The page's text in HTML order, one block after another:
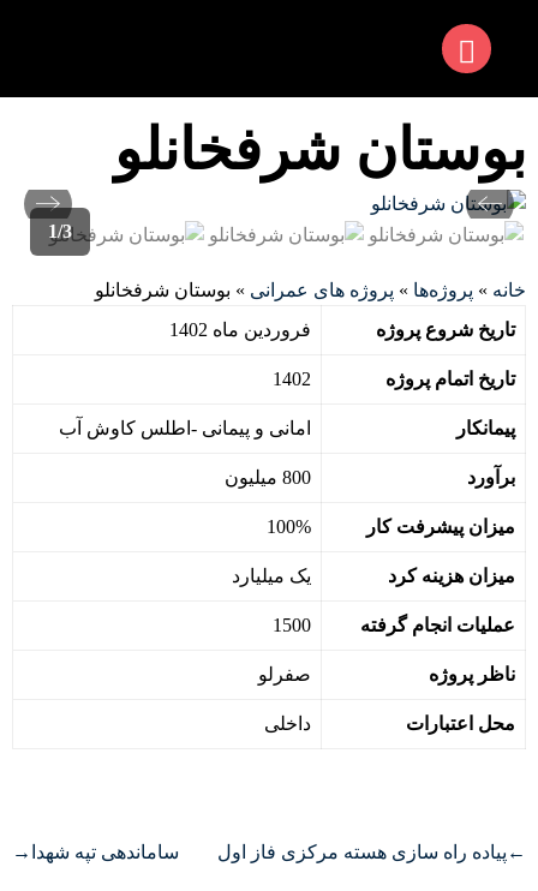
بوستان شرفخانلو
1/3
خانه » پروژه‌ها » پروژه های عمرانی » بوستان شرفخانلو
تاریخ شروع پروژه
فروردین ماه 1402
تاریخ اتمام پروژه 1402
پیمانکار امانی و پیمانی -اطلس کاوش آب
برآورد 800 میلیون
میزان پیشرفت کار 100%
میزان هزینه کرد یک میلیارد
عملیات انجام گرفته 1500
ناظر پروژه صفرلو
محل اعتبارات داخلی
← پیاده راه سازی هسته مرکزی فاز اول ساماندهی تپه شهدا →